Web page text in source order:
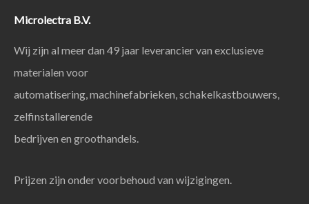
Microlectra B.V.
Wij zijn al meer dan 49 jaar leverancier van exclusieve
materialen voor
automatisering, machinefabrieken, schakelkastbouwers,
zelfinstallerende
bedrijven en groothandels.
Prijzen zijn onder voorbehoud van wijzigingen.